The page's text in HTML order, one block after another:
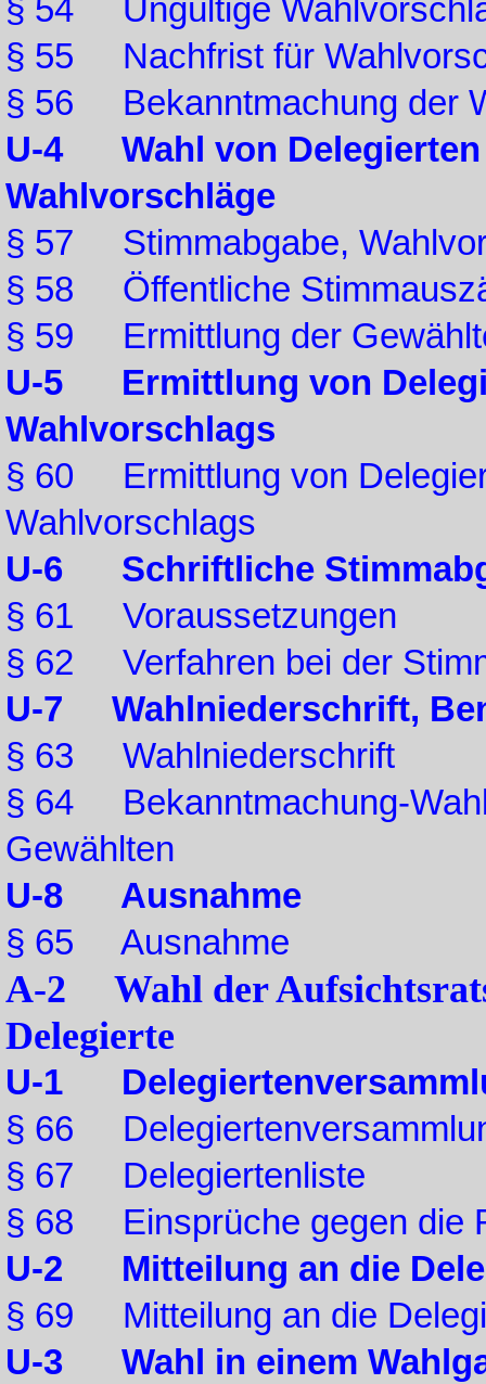
§ 54 Ungültige
§ 55 Nachfrist für
§ 56 Bekanntmachung der
U-4 Wahl von Delegierten
Wahlvorschläge
§ 57 Stimmabgabe,
§ 58 Öffentliche
§ 59 Ermittlung der
U-5 Ermittlung von
Wahlvorschlags
§ 60 Ermittlung von
Wahlvorschlags
U-6 Schriftliche
§ 61 Voraussetzungen
§ 62 Verfahren bei der
U-7 Wahlniederschrift,
§ 63 Wahlniederschrift
§ 64 Bekanntmachung-
Gewählten
U-8 Ausnahme
§ 65 Ausnahme
A-2 Wahl der
Delegierte
U-1
§ 66
§ 67 Delegiertenliste
§ 68 Einsprüche gegen die
U-2 Mitteilung an die
§ 69 Mitteilung an die
U-3 Wahl in einem